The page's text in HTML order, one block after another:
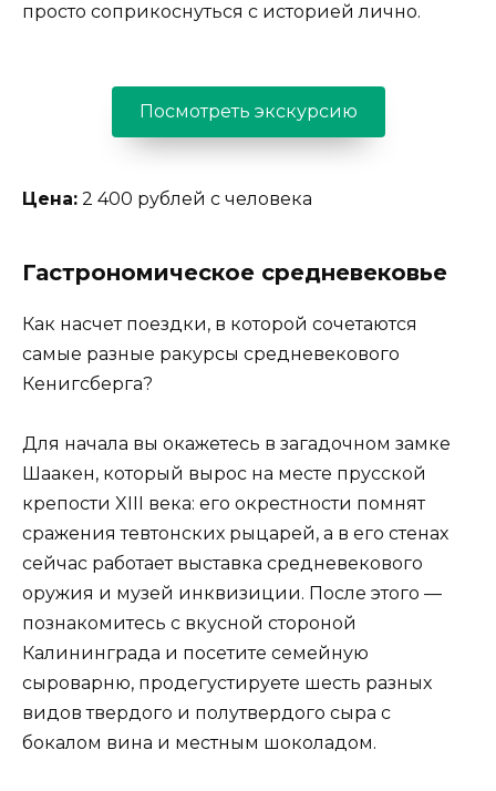
просто соприкоснуться с историей лично.
Посмотреть экскурсию
Цена: 2 400 рублей с человека
Гастрономическое средневековье
Как насчет поездки, в которой сочетаются
самые разные ракурсы средневекового
Кенигсберга?
Для начала вы окажетесь в загадочном замке
Шаакен, который вырос на месте прусской
крепости XIII века: его окрестности помнят
сражения тевтонских рыцарей, а в его стенах
сейчас работает выставка средневекового
оружия и музей инквизиции. После этого —
познакомитесь с вкусной стороной
Калининграда и посетите семейную
сыроварню, продегустируете шесть разных
видов твердого и полутвердого сыра с
бокалом вина и местным шоколадом.